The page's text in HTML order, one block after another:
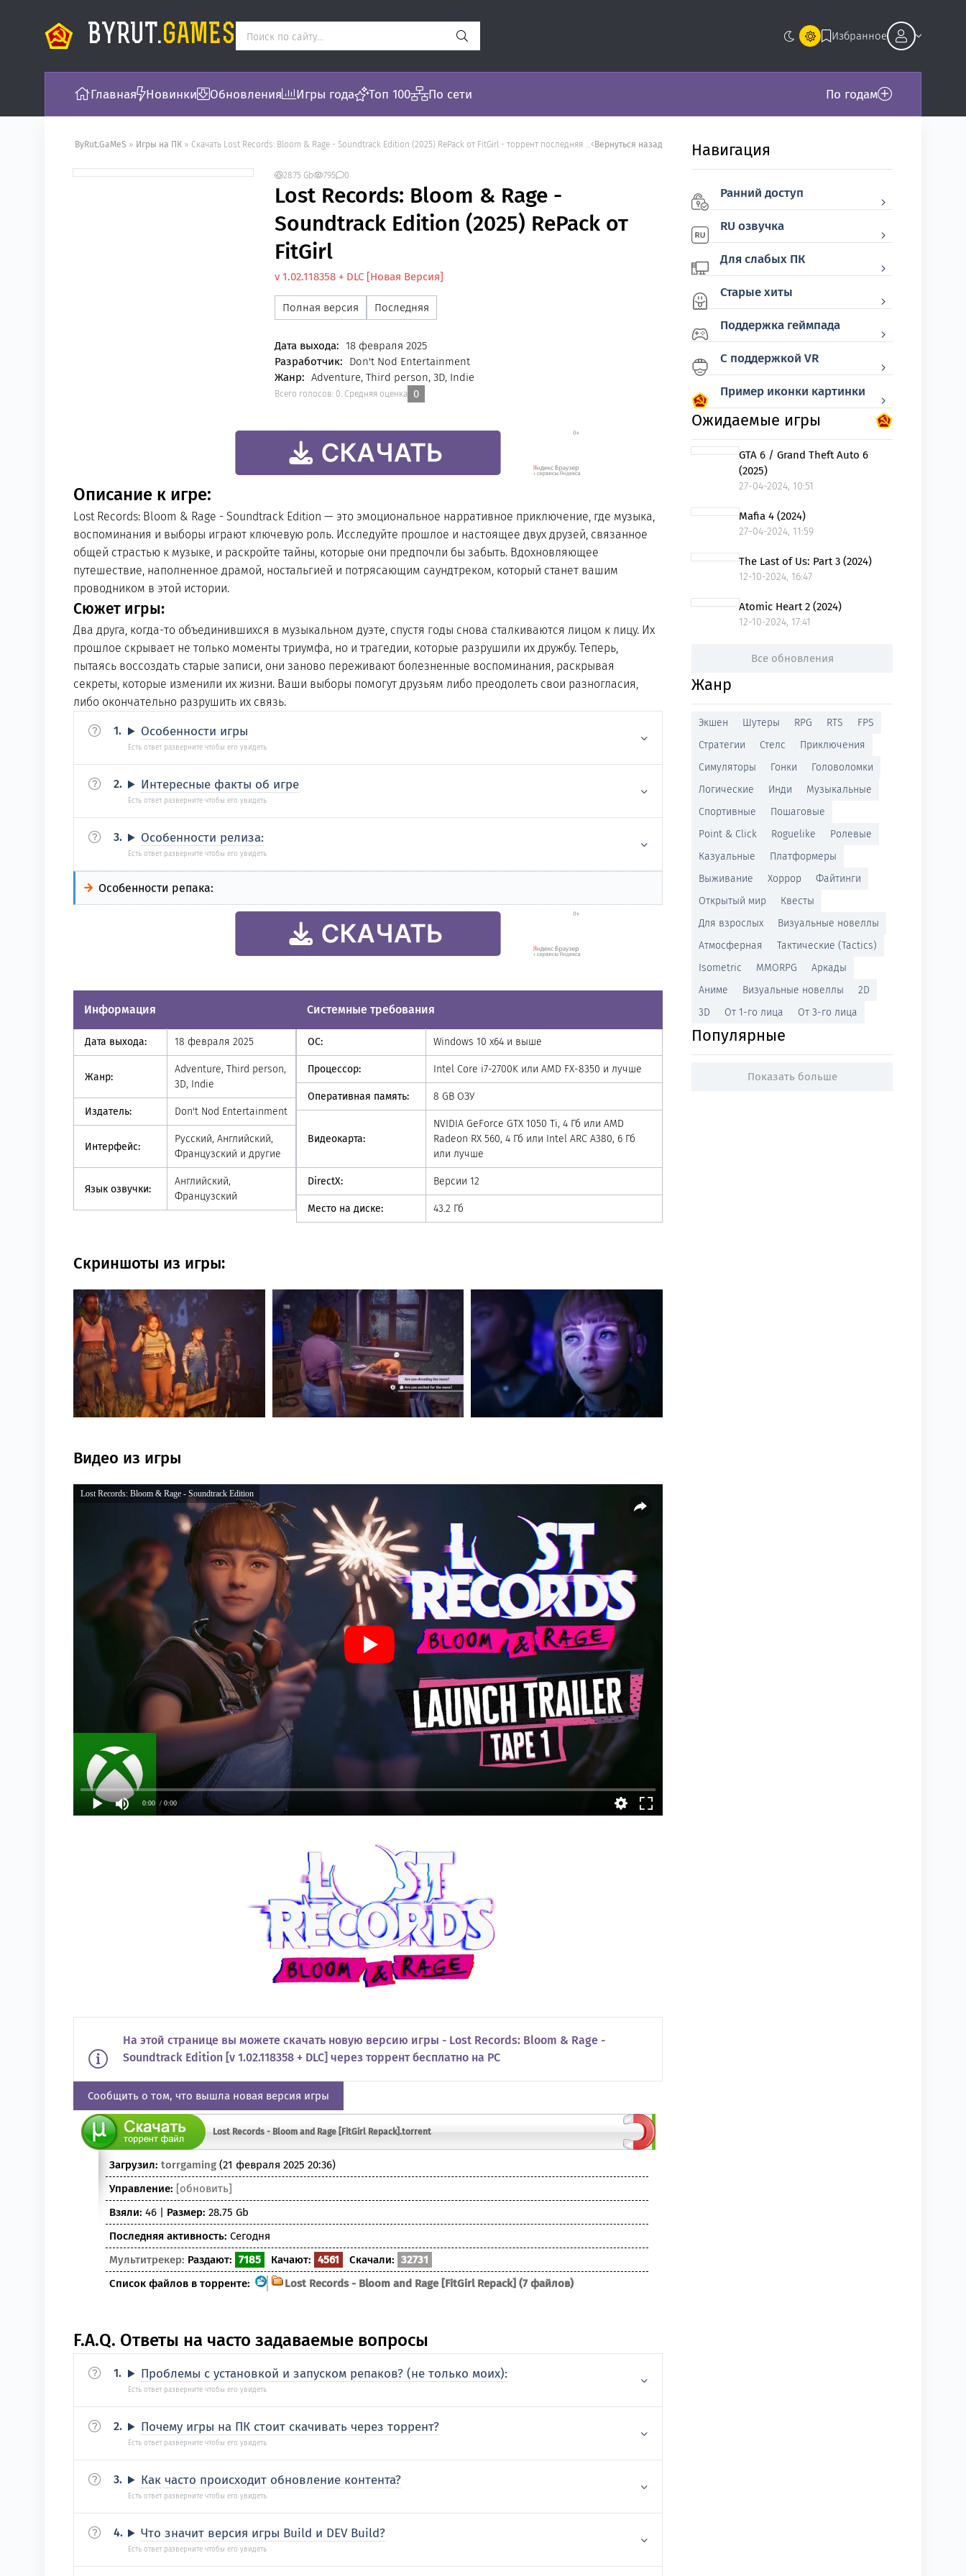
BYRUT.GAMES Избранное
Главная Новинки Обновления Игры года Топ 100 По сети По годам
ByRut.GaMeS » Игры на ПК » Скачать Lost Records: Bloom & Rage - Soundtrack Edition (2025) RePack от FitGirl - торрент последняя версия [v 1.02.118358 + DLC] Вернуться назад
28.75 Gb 795 0
Lost Records: Bloom & Rage -
Soundtrack Edition (2025) RePack от
FitGirl
v 1.02.118358 + DLC [Новая Версия]
Полная версия Последняя
Дата выхода:
18 февраля 2025
Разработчик:
Don't Nod Entertainment
Жанр: Adventure, Third person, 3D, Indie
Всего голосов: 0. Средняя оценка 0
Описание к игре:
Lost Records: Bloom & Rage - Soundtrack Edition — это эмоциональное нарративное приключение, где музыка,
воспоминания и выборы играют ключевую роль. Исследуйте прошлое и настоящее двух друзей, связанное
общей страстью к музыке, и раскройте тайны, которые они предпочли бы забыть. Вдохновляющее
путешествие, наполненное драмой, ностальгией и потрясающим саундтреком, который станет вашим
проводником в этой истории.
Сюжет игры:
Два друга, когда-то объединившихся в музыкальном дуэте, спустя годы снова сталкиваются лицом к лицу. Их
прошлое скрывает не только моменты триумфа, но и трагедии, которые разрушили их дружбу. Теперь,
пытаясь воссоздать старые записи, они заново переживают болезненные воспоминания, раскрывая
секреты, которые изменили их жизни. Ваши выборы помогут друзьям либо преодолеть свои разногласия,
либо окончательно разрушить их связь.
Особенности игры
Интересные факты об игре
Особенности релиза:
Особенности репака:
Информация
Дата выхода: 18 февраля 2025
Жанр:
Adventure, Third person,
3D, Indie
Издатель: Don't Nod Entertainment
Интерфейс:
Русский, Английский,
Французский и другие
Язык озвучки:
Английский,
Французский
Системные требования
ОС: Windows 10 x64 и выше
Процессор: Intel Core i7-2700K или AMD FX-8350 и лучше
Оперативная память: 8 GB ОЗУ
Видеокарта:
NVIDIA GeForce GTX 1050 Ti, 4 Гб или AMD
Radeon RX 560, 4 Гб или Intel ARC A380, 6 Гб
или лучше
DirectX: Версии 12
Место на диске: 43.2 Гб
Скриншоты из игры:
Видео из игры
Lost Records: Bloom & Rage - Soundtrack Edition
0:00 / 0:00
На этой странице вы можете скачать новую версию игры - Lost Records: Bloom & Rage -
Soundtrack Edition [v 1.02.118358 + DLC] через торрент бесплатно на PC
Сообщить о том, что вышла новая версия игры
Lost Records - Bloom and Rage [FitGirl Repack].torrent
Загрузил: torrgaming (21 февраля 2025 20:36)
Управление: [обновить]
Взяли: 46 | Размер: 28.75 Gb
Последняя активность: Сегодня
Мультитрекер: Раздают: 7185 Качают: 4561 Скачали: 32731
Список файлов в торренте:
Lost Records - Bloom and Rage [FitGirl Repack] (7 файлов)
F.A.Q. Ответы на часто задаваемые вопросы
Проблемы с установкой и запуском репаков? (не только моих):
Почему игры на ПК стоит скачивать через торрент?
Как часто происходит обновление контента?
Что значит версия игры Build и DEV Build?
Навигация
Ранний доступ
RU озвучка
Для слабых ПК
Старые хиты
Поддержка геймпада
С поддержкой VR
Пример иконки картинки
Ожидаемые игры
GTA 6 / Grand Theft Auto 6
(2025)
27-04-2024, 10:51
Mafia 4 (2024)
27-04-2024, 11:59
The Last of Us: Part 3 (2024)
12-10-2024, 16:47
Atomic Heart 2 (2024)
12-10-2024, 17:41
Все обновления
Жанр
Экшен Шутеры RPG RTS
FPS
Стратегии
Стелс
Приключения
Симуляторы
Гонки
Головоломки
Логические
Инди
Музыкальные
Спортивные
Пошаговые
Point & Click
Roguelike
Ролевые
Казуальные
Платформеры
Выживание
Хоррор
Файтинги
Открытый мир
Квесты
Для взрослых
Визуальные новеллы
Атмосферная
Тактические (Tactics)
Isometric
MMORPG
Аркады
Аниме
Визуальные новеллы
2D
3D
От 1-го лица От 3-го лица
Популярные
Показать больше